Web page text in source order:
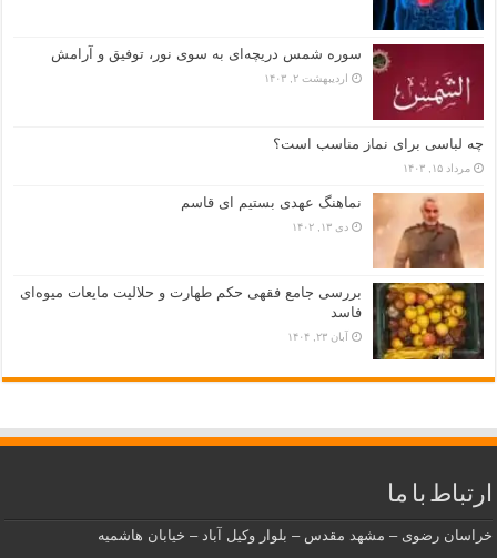
سوره شمس دریچه‌ای به سوی نور، توفیق و آرامش
اردیبهشت ۲, ۱۴۰۳
چه لباسی برای نماز مناسب است؟
مرداد ۱۵, ۱۴۰۳
نماهنگ عهدی بستیم ای قاسم
دی ۱۳, ۱۴۰۲
بررسی جامع فقهی حکم طهارت و حلالیت مایعات میوه‌ای
فاسد
آبان ۲۳, ۱۴۰۴
ارتباط با ما
خراسان رضوی – مشهد مقدس – بلوار وکیل آباد – خیابان هاشمیه